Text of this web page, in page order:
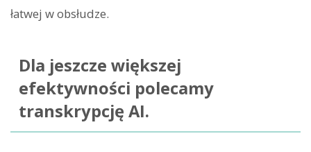
łatwej w obsłudze.
Dla jeszcze większej
efektywności polecamy
transkrypcję AI.